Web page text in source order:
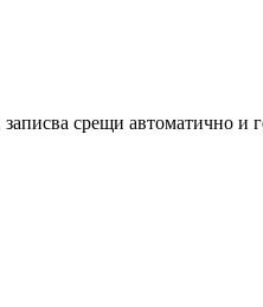
срещи автоматично